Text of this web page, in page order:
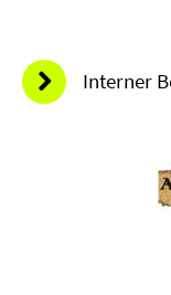
Interner